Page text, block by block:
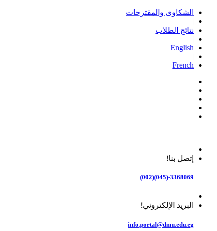
الشكاوى والمقترحات
|
نتائج الطلاب
|
English
|
French
إتصل بنا!
3368069-(045)(002)
البريد الإلكتروني!
info.portal@dmu.edu.eg